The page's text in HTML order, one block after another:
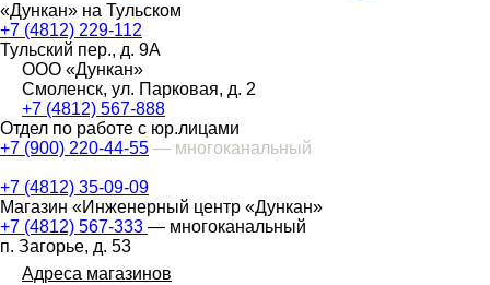
«Дункан» на Тульском
+7 (4812) 229-112
Тульский пер., д. 9А
ООО «Дункан»
Смоленск, ул. Парковая, д. 2
+7 (4812) 567-888
Отдел по работе с юр.лицами
+7 (900) 220-44-55 — многоканальный
+7 (4812) 35-09-09
Магазин «Инженерный центр «Дункан»
+7 (4812) 567-333 — многоканальный
п. Загорье, д. 53
Адреса магазинов